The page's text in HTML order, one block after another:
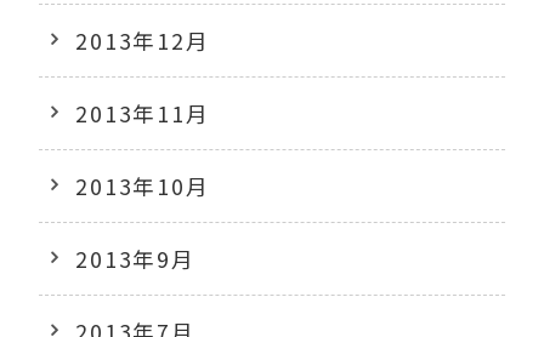
2013年12月
2013年11月
2013年10月
2013年9月